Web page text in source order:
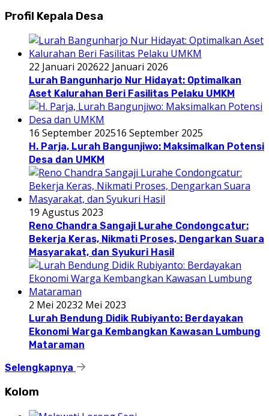
Profil Kepala Desa
22 Januari 202622 Januari 2026
Lurah Bangunharjo Nur Hidayat: Optimalkan
Aset Kalurahan Beri Fasilitas Pelaku UMKM
16 September 202516 September 2025
H. Parja, Lurah Bangunjiwo: Maksimalkan Potensi
Desa dan UMKM
19 Agustus 2023
Reno Chandra Sangaji Lurahe Condongcatur:
Bekerja Keras, Nikmati Proses, Dengarkan Suara
Masyarakat, dan Syukuri Hasil
2 Mei 20232 Mei 2023
Lurah Bendung Didik Rubiyanto: Berdayakan
Ekonomi Warga Kembangkan Kawasan Lumbung
Mataraman
Selengkapnya
Kolom